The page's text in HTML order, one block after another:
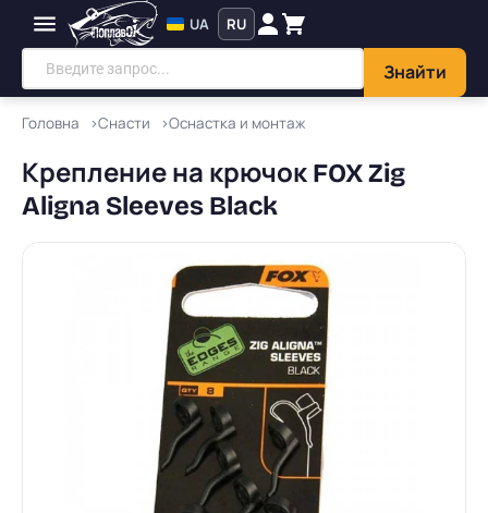
Знайти
UA RU
Головна Снасти Оснастка и монтаж
Крепление на крючок FOX Zig
Aligna Sleeves Black